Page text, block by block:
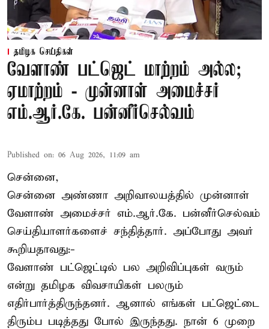
தமிழக செய்திகள்
வேளாண் பட்ஜெட் மாற்றம் அல்ல;
ஏமாற்றம் - முன்னாள் அமைச்சர்
எம்.ஆர்.கே. பன்னீர்செல்வம்
Published on: 06 Aug 2026, 11:09 am
சென்னை,
சென்னை அண்ணா அறிவாலயத்தில் முன்னாள்
வேளாண் அமைச்சர் எம்.ஆர்.கே. பன்னீர்செல்வம்
செய்தியாளர்களைச் சந்தித்தார். அப்போது அவர்
கூறியதாவது:-
வேளாண் பட்ஜெட்டில் பல அறிவிப்புகள் வரும்
என்று தமிழக விவசாயிகள் பலரும்
எதிர்பார்த்திருந்தனர். ஆனால் எங்கள் பட்ஜெட்டை
திரும்ப படித்தது போல் இருந்தது. நான் 6 முறை